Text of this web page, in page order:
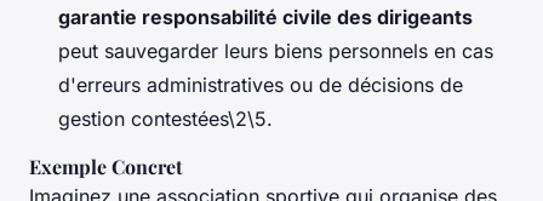
garantie responsabilité civile des dirigeants
peut sauvegarder leurs biens personnels en cas
d'erreurs administratives ou de décisions de
gestion contestées\2\5.
Exemple Concret